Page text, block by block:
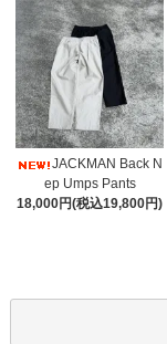
JACKMAN Back N
ep Umps Pants
18,000円(税込19,800円)